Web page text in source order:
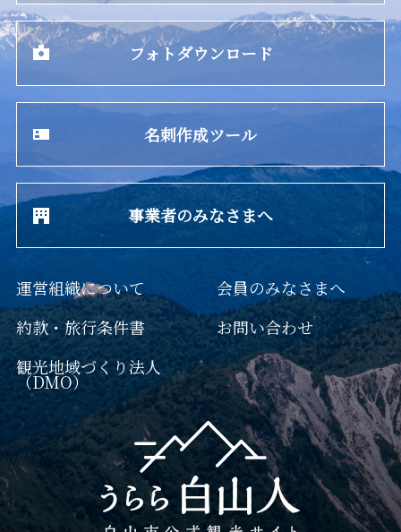
フォトダウンロード
名刺作成ツール
事業者のみなさまへ
運営組織について
約款・旅行条件書
観光地域づくり法人
（DMO）
会員のみなさまへ
お問い合わせ